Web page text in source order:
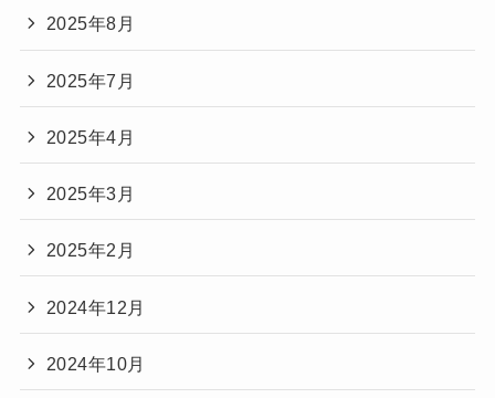
2025年8月
2025年7月
2025年4月
2025年3月
2025年2月
2024年12月
2024年10月